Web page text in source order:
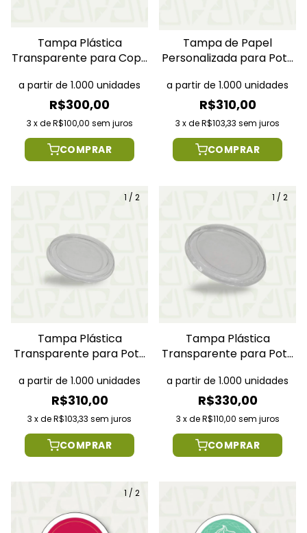
Tampa Plástica
Transparente para Copo
R$300,00
3 xdeR$100,00 sem juros
a partir de 1.000 unidades
COMPRAR
Tampa de Papel
Personalizada para Pote
R$310,00
3 xdeR$103,33 sem juros
a partir de 1.000 unidades
COMPRAR
1 / 2
Tampa Plástica
Transparente para Pote
R$310,00
3 xdeR$103,33 sem juros
a partir de 1.000 unidades
COMPRAR
1 / 2
Tampa Plástica
Transparente para Pote
R$330,00
3 xdeR$110,00 sem juros
a partir de 1.000 unidades
COMPRAR
1 / 2